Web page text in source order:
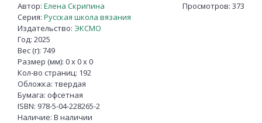
Просмотров: 373
Автор: Елена Скрипина
Серия: Русская школа вязания
Издательство: ЭКСМО
Год: 2025
Вес (г): 749
Размер (мм): 0 x 0 x 0
Кол-во страниц: 192
Обложка: твердая
Бумага: офсетная
ISBN: 978-5-04-228265-2
Наличие: В наличии